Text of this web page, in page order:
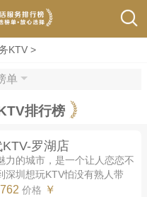
KTV >
单
排行榜
罗湖店
力的城市，是一个让人恋恋不
深圳想玩KTV怕没有熟人带
KTV，找不到资源质量好且丰
价格 ￥